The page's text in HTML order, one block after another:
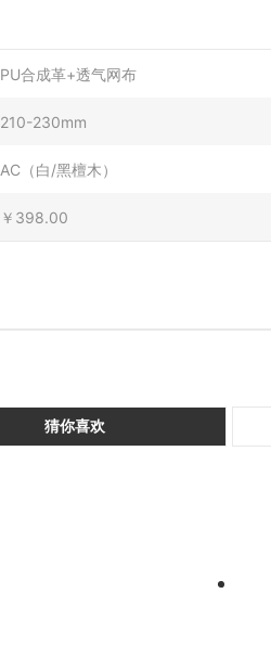
PU合成革+透气网布
210-230mm
AC（白/黑檀木）
￥398.00
猜你喜欢
1